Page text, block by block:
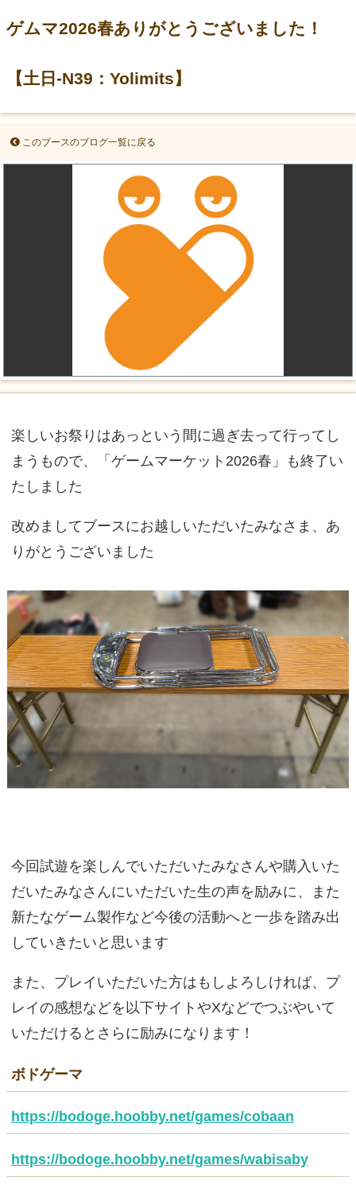
ゲムマ2026春ありがとうございました！
【土日-N39：Yolimits】
このブースのブログ一覧に戻る
楽しいお祭りはあっという間に過ぎ去って行ってし
まうもので、「ゲームマーケット2026春」も終了い
たしました
改めましてブースにお越しいただいたみなさま、あ
りがとうございました
今回試遊を楽しんでいただいたみなさんや購入いた
だいたみなさんにいただいた生の声を励みに、また
新たなゲーム製作など今後の活動へと一歩を踏み出
していきたいと思います
また、プレイいただいた方はもしよろしければ、プ
レイの感想などを以下サイトやXなどでつぶやいて
いただけるとさらに励みになります！
ボドゲーマ
https://bodoge.hoobby.net/games/cobaan
https://bodoge.hoobby.net/games/wabisaby